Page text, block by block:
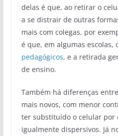
delas é que, ao retirar o
a se distrair de outras
mais com colegas, por
é que, em algumas escolas,
pedagógicos, e a retirada
de ensino.
Também há diferenças
mais novos, com menor
ter substituído o celular por
igualmente dispersivos. Já